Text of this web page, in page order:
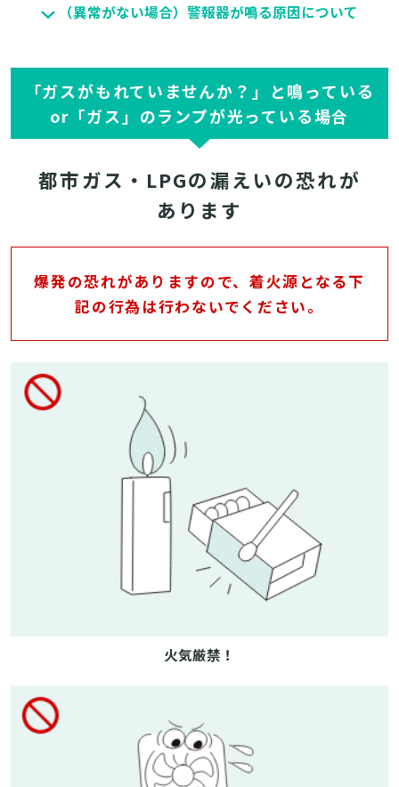
（異常がない場合）警報器が鳴る原因について
「ガスがもれていませんか？」と鳴っている
or「ガス」のランプが光っている場合
都市ガス・LPGの漏えいの恐れが
あります
爆発の恐れがありますので、着火源となる下
記の行為は行わないでください。
火気厳禁！